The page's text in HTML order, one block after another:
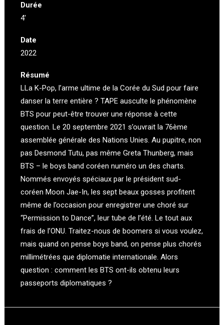
Durée
4′
Date
2022
Résumé
LLa K-Pop, l’arme ultime de la Corée du Sud pour faire
danser la terre entière ? TAPE ausculte le phénomène
BTS pour peut-être trouver une réponse à cette
question. Le 20 septembre 2021 s’ouvrait la 76ème
assemblée générale des Nations Unies. Au pupitre, non
pas Desmond Tutu, pas même Greta Thunberg, mais
BTS – le boys band coréen numéro un des charts.
Nommés envoyés spéciaux par le président sud-
coréen Moon Jae-In, les sept beaux gosses profitent
même de l’occasion pour enregistrer une choré sur
“Permission to Dance”, leur tube de l’été. Le tout aux
frais de l’ONU. Traitez-nous de boomers si vous voulez,
mais quand on pense boys band, on pense plus chorés
millimétrées que diplomatie internationale. Alors
question : comment les BTS ont-ils obtenu leurs
passeports diplomatiques ?